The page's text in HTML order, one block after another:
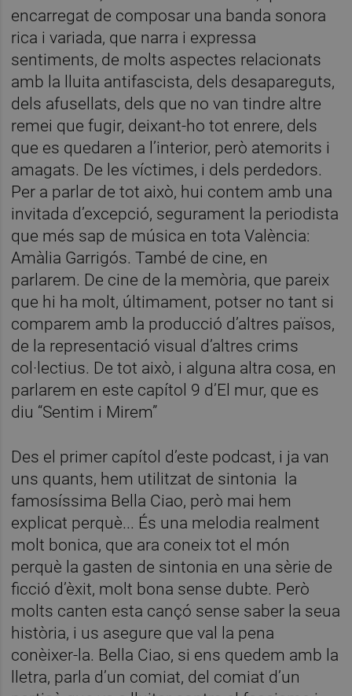
encarregat de composar una banda sonora
rica i variada, que narra i expressa
sentiments, de molts aspectes relacionats
amb la lluita antifascista, dels desapareguts,
dels afusellats, dels que no van tindre altre
remei que fugir, deixant-ho tot enrere, dels
que es quedaren a l’interior, però atemorits i
amagats. De les víctimes, i dels perdedors.
Per a parlar de tot això, hui contem amb una
invitada d’excepció, segurament la periodista
que més sap de música en tota València:
Amàlia Garrigós. També de cine, en
parlarem. De cine de la memòria, que pareix
que hi ha molt, últimament, potser no tant si
comparem amb la producció d’altres països,
de la representació visual d’altres crims
col·lectius. De tot això, i alguna altra cosa, en
parlarem en este capítol 9 d’El mur, que es
diu “Sentim i Mirem”
Des el primer capítol d’este podcast, i ja van
uns quants, hem utilitzat de sintonia la
famosíssima Bella Ciao, però mai hem
explicat perquè... És una melodia realment
molt bonica, que ara coneix tot el món
perquè la gasten de sintonia en una sèrie de
ficció d’èxit, molt bona sense dubte. Però
molts canten esta cançó sense saber la seua
història, i us asegure que val la pena
conèixer-la. Bella Ciao, si ens quedem amb la
lletra, parla d’un comiat, del comiat d’un